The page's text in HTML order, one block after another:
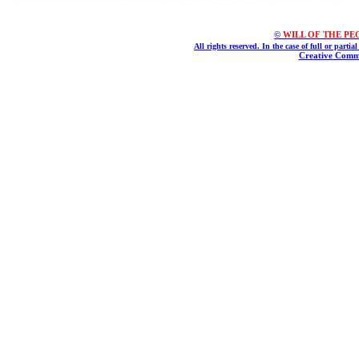
© WILL OF THE
All rights reserved. In the case of full or
Creative